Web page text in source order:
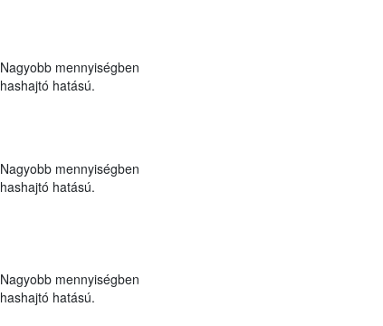
Nagyobb mennyiségben
hashajtó hatású.
Nagyobb mennyiségben
hashajtó hatású.
Nagyobb mennyiségben
hashajtó hatású.